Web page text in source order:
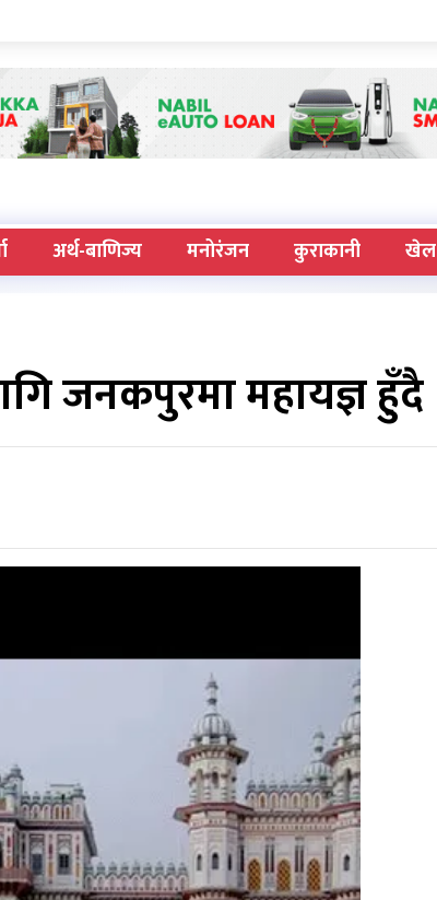
अर्थ-बाणिज्य मनोरंजन कुराकानी खेल
जनकपुरमा महायज्ञ हुँदै